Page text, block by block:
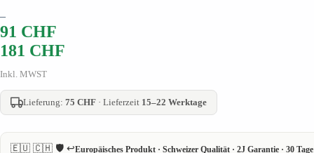
91 CHF
–
181 CHF
Inkl. MWST
Lieferung: 75 CHF · Lieferzeit 15–22 Werktage
🇪🇺 🇨🇭 🛡️ ↩️Europäisches Produkt · Schweizer Qualität · 2J Garantie · 30